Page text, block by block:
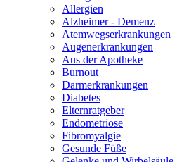
Allergien
Alzheimer - Demenz
Atemwegserkrankungen
Augenerkrankungen
Aus der Apotheke
Burnout
Darmerkrankungen
Diabetes
Elternratgeber
Endometriose
Fibromyalgie
Gesunde Füße